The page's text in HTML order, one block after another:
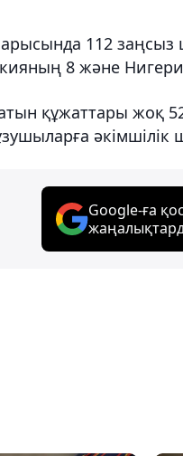
112
8 және
құжаттары жоқ
әкімшілік
Google-ға